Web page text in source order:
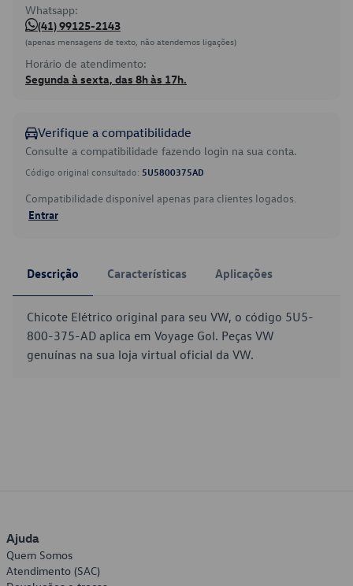
Whatsapp:
(41) 99125-2143
(apenas mensagens de texto, não atendemos ligações)
Horário de atendimento:
Segunda à sexta, das 8h às 17h.
Verifique a compatibilidade
Consulte a compatibilidade fazendo login na sua conta.
Código original consultado: 5U5800375AD
Compatibilidade disponível apenas para clientes logados.
Entrar
Descrição Características Aplicações
Chicote Elétrico original para seu VW, o código 5U5-
800-375-AD aplica em Voyage Gol. Peças VW
genuínas na sua loja virtual oficial da VW.
Ajuda
Quem Somos
Atendimento (SAC)